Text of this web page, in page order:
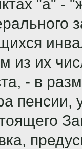
"а" -
из их
- в
пенсии,